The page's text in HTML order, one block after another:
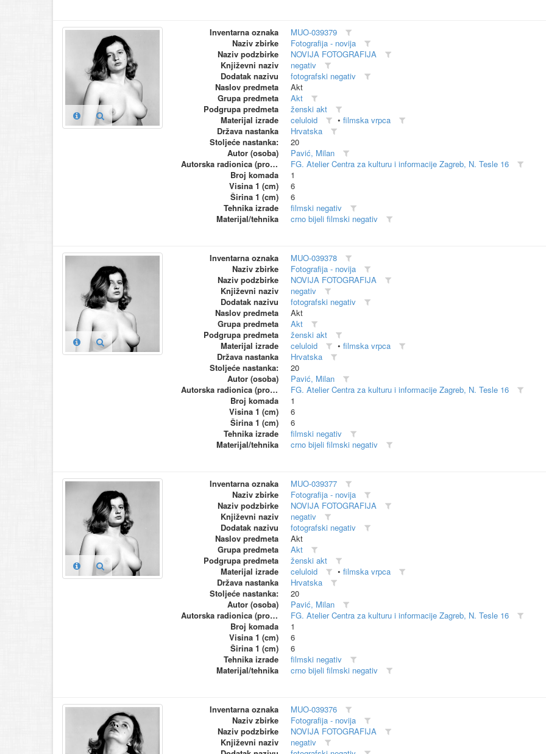
Inventarna oznaka
MUO-039379
Naziv zbirke
Fotografija - novija
Naziv podzbirke
NOVIJA FOTOGRAFIJA
Književni naziv
negativ
Dodatak nazivu
fotografski negativ
Naslov predmeta
Akt
Grupa predmeta
Akt
Podgrupa predmeta
ženski akt
Materijal izrade
celuloid • filmska vrpca
Država nastanka
Hrvatska
Stoljeće nastanka:
20
Autor (osoba)
Pavić, Milan
Autorska radionica (proizvođač)
FG. Atelier Centra za kulturu i informacije Zagreb, N. Tesle 16
Broj komada
1
Visina 1 (cm)
6
Širina 1 (cm)
6
Tehnika izrade
filmski negativ
Materijal/tehnika
crno bijeli filmski negativ
Inventarna oznaka
MUO-039378
Naziv zbirke
Fotografija - novija
Naziv podzbirke
NOVIJA FOTOGRAFIJA
Književni naziv
negativ
Dodatak nazivu
fotografski negativ
Naslov predmeta
Akt
Grupa predmeta
Akt
Podgrupa predmeta
ženski akt
Materijal izrade
celuloid • filmska vrpca
Država nastanka
Hrvatska
Stoljeće nastanka:
20
Autor (osoba)
Pavić, Milan
Autorska radionica (proizvođač)
FG. Atelier Centra za kulturu i informacije Zagreb, N. Tesle 16
Broj komada
1
Visina 1 (cm)
6
Širina 1 (cm)
6
Tehnika izrade
filmski negativ
Materijal/tehnika
crno bijeli filmski negativ
Inventarna oznaka
MUO-039377
Naziv zbirke
Fotografija - novija
Naziv podzbirke
NOVIJA FOTOGRAFIJA
Književni naziv
negativ
Dodatak nazivu
fotografski negativ
Naslov predmeta
Akt
Grupa predmeta
Akt
Podgrupa predmeta
ženski akt
Materijal izrade
celuloid • filmska vrpca
Država nastanka
Hrvatska
Stoljeće nastanka:
20
Autor (osoba)
Pavić, Milan
Autorska radionica (proizvođač)
FG. Atelier Centra za kulturu i informacije Zagreb, N. Tesle 16
Broj komada
1
Visina 1 (cm)
6
Širina 1 (cm)
6
Tehnika izrade
filmski negativ
Materijal/tehnika
crno bijeli filmski negativ
Inventarna oznaka
MUO-039376
Naziv zbirke
Fotografija - novija
Naziv podzbirke
NOVIJA FOTOGRAFIJA
Književni naziv
negativ